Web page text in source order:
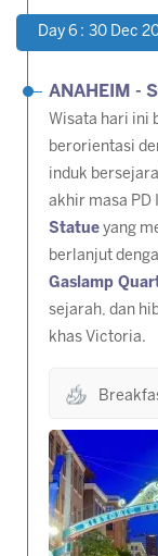
Day 6 : 30 Dec
ANAHEIM -
Wisata hari ini
berorientasi
induk
akhir masa PD
Statue yang
berlanjut
Gaslamp
sejarah, dan
khas Victoria.